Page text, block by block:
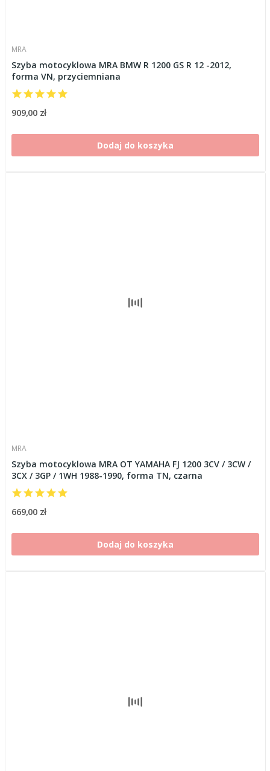
MRA
Szyba motocyklowa MRA BMW R 1200 GS R 12 -2012,
forma VN, przyciemniana
909,00 zł
Dodaj do koszyka
MRA
Szyba motocyklowa MRA OT YAMAHA FJ 1200 3CV / 3CW /
3CX / 3GP / 1WH 1988-1990, forma TN, czarna
669,00 zł
Dodaj do koszyka